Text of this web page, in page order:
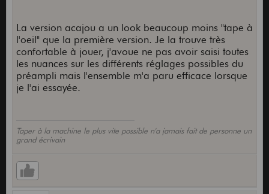
La version acajou a un look beaucoup moins "tape à
l'oeil" que la première version. Je la trouve très
confortable à jouer, j'avoue ne pas avoir saisi toutes
les nuances sur les différents réglages possibles du
préampli mais l'ensemble m'a paru efficace lorsque
je l'ai essayée.
Taper à la machine le plus vite possible n'a jamais fait de personne un
grand écrivain